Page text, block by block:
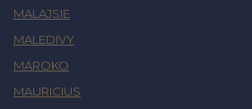
MALAJSIE
MALEDIVY
MAROKO
MAURICIUS